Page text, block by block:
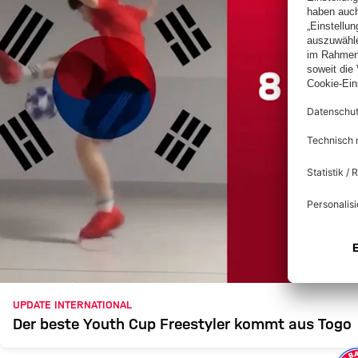
UPDATE INTERNATIONAL
Der beste Youth Cup Freestyler kommt aus Togo